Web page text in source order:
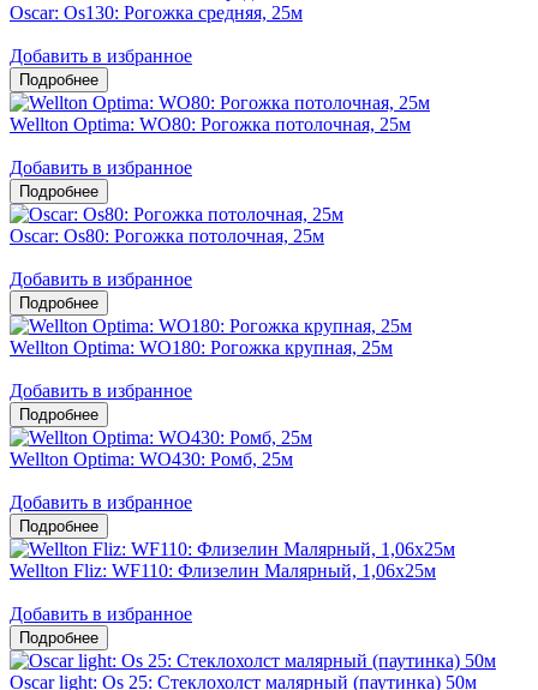
Oscar: Os130: Рогожка средняя, 25м
Добавить в избранное
Wellton Optima: WO80: Рогожка потолочная, 25м
Добавить в избранное
Oscar: Os80: Рогожка потолочная, 25м
Добавить в избранное
Wellton Optima: WO180: Рогожка крупная, 25м
Добавить в избранное
Wellton Optima: WO430: Ромб, 25м
Добавить в избранное
Wellton Fliz: WF110: Флизелин Малярный, 1,06х25м
Добавить в избранное
Oscar light: Os 25: Стеклохолст малярный (паутинка) 50м